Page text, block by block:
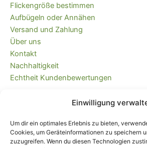
Einwilligung
Um dir ein optimales Erlebnis zu bieten,
Cookies, um Geräteinformationen zu speichern
zuzugreifen. Wenn du diesen Technologien
Flickengröße bestimmen
Aufbügeln oder Annähen
Versand und Zahlung
Über uns
Kontakt
Nachhaltigkeit
Echtheit Kundenbewertungen
Kaufvertrag widerrufen
Versandkostenfrei ab 35
immer plastikfrei